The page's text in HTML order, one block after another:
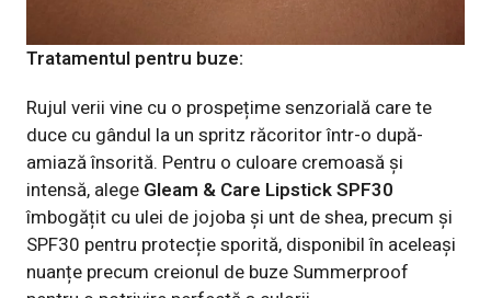
Tratamentul pentru buze:
Rujul verii vine cu o prospețime senzorială care te
duce cu gândul la un spritz răcoritor într-o după-
amiază însorită. Pentru o culoare cremoasă și
intensă, alege Gleam & Care LipstickSPF30
îmbogățit cu ulei de jojoba și unt de shea, precum și
SPF30 pentru protecție sporită, disponibil în aceleași
nuanțe precum creionul de buze Summerproof